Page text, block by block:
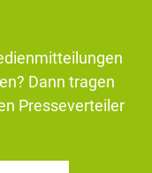
Dann tragen
Presseverteiler